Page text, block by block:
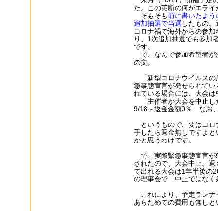
た。この英断の何がエラ
そもそも前に書いたよう
追加抽選で当選 したもの
コロナ禍で海外からの参
り、1次追加抽選でも参加
です。
で、なんで参加希望者が
の文。
「新型コロナウイルスの
急事態宣言が発せられて
れている場合には、大会は
「主催者が大会を中止
9/18～返金金額0％ なお
というもので、要はコロ
手したら返金無しですよ
かと思うわけです。
で、実際緊急事態宣言が
されたので、大会中止。
て出れる大会は1年半後の
の理事会で「中止ではな
これにより、予定ランナ
あらためての費用も無し